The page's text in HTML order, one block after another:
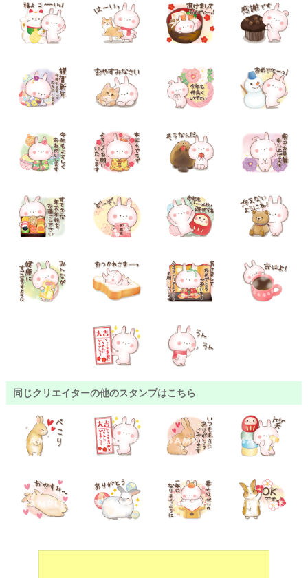
同じクリエイターの他のスタンプはこちら